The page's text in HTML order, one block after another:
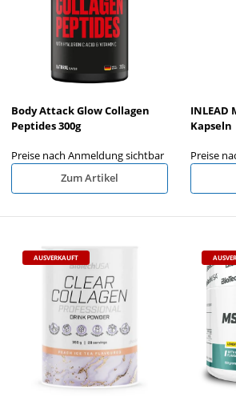
Body Attack Glow Collagen
Peptides 300g
Preise nach Anmeldung sichtbar
Zum Artikel
INLEAD
Kapseln
Preise
AUSVERKAUFT